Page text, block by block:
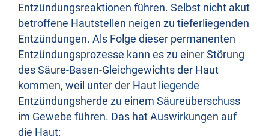
Entzündungsreaktionen führen. Selbst nicht akut
betroffene Hautstellen neigen zu tieferliegenden
Entzündungen. Als Folge dieser permanenten
Entzündungsprozesse kann es zu einer Störung
des Säure-Basen-Gleichgewichts der Haut
kommen, weil unter der Haut liegende
Entzündungsherde zu einem Säureüberschuss
im Gewebe führen. Das hat Auswirkungen auf
die Haut: